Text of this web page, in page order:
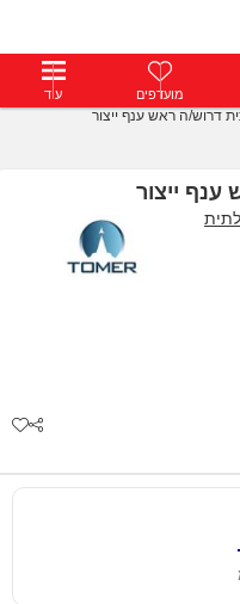
פרימיוםמועדפים עוד
דרוש/ה ראש ענף ייצור
ייצור